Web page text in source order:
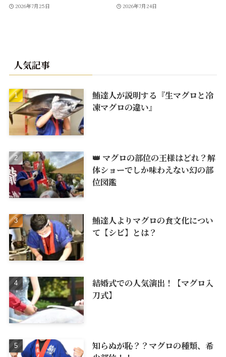
2026年7月25日 2026年7月24日
人気記事
鮪達人が説明する『生マグロと冷
凍マグロの違い』
👑 マグロの部位の王様はどれ？解
体ショーでしか味わえない幻の部
位図鑑
鮪達人よりマグロの食文化につい
て【シビ】とは？
結婚式での人気演出！【マグロ入
刀式】
知らぬが恥？？マグロの種類、希